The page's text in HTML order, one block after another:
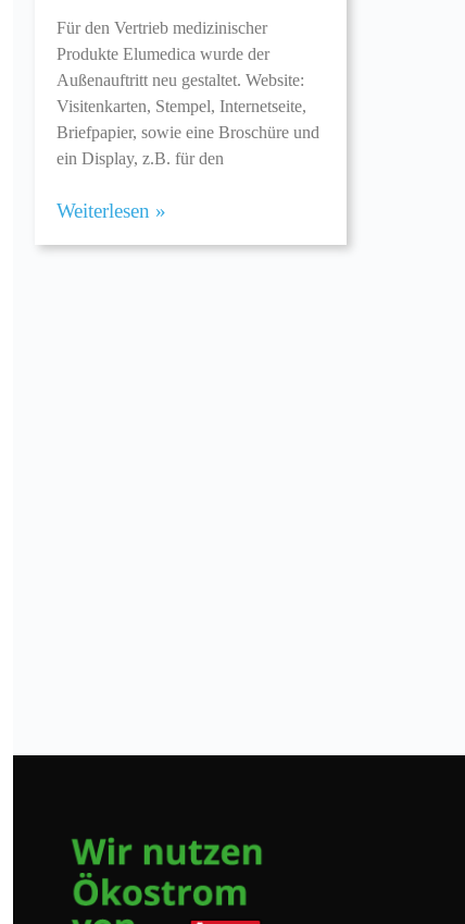
Für den Vertrieb medizinischer
Produkte Elumedica wurde der
Außenauftritt neu gestaltet. Website:
Visitenkarten, Stempel, Internetseite,
Briefpapier, sowie eine Broschüre und
ein Display, z.B. für den
Weiterlesen »